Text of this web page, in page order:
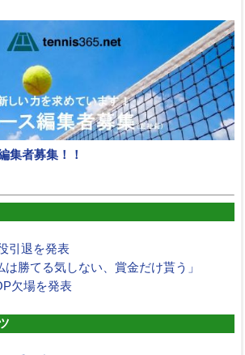
集者募集！！
引退を発表
は勝てる気しない、賞金だけ貰う」
欠場を発表